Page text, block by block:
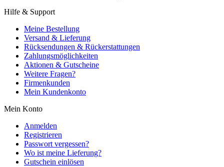
Hilfe & Support
Meine Bestellung
Versand & Lieferung
Rücksendungen & Rückerstattungen
Zahlungsmöglichkeiten
Aktionen & Gutscheine
Weitere Fragen?
Firmenkunden
Mein Kundenkonto
Mein Konto
Anmelden
Registrieren
Passwort vergessen?
Wo ist meine Lieferung?
Gutschein einlösen